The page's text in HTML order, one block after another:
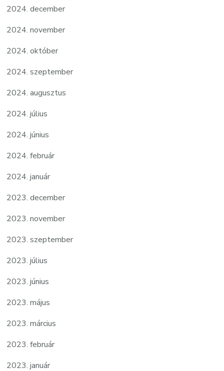
2024. december
2024. november
2024. október
2024. szeptember
2024. augusztus
2024. július
2024. június
2024. február
2024. január
2023. december
2023. november
2023. szeptember
2023. július
2023. június
2023. május
2023. március
2023. február
2023. január